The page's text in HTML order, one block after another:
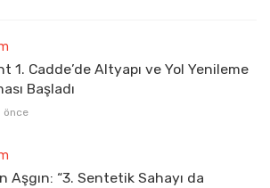
1. Cadde’de Altyapı ve Yol Yenileme
Başladı
önce
Aşgın: “3. Sentetik Sahayı da